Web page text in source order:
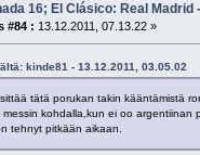
16; El Clásico: Real Madrid
#84 : 13.12.2011, 07.13.22 »
kinde81 - 13.12.2011, 03.05.02
tätä porukan takin kääntämistä
kohdalla,kun ei oo argentiinan
tehnyt pitkään aikaan.